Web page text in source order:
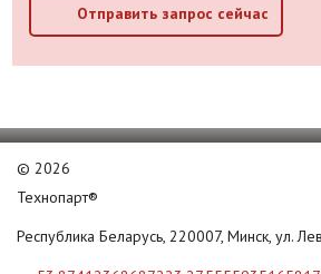
Отправить запрос сейчас
© 2026
Технопарт®
Республика Беларусь, 220007, Минск, ул.